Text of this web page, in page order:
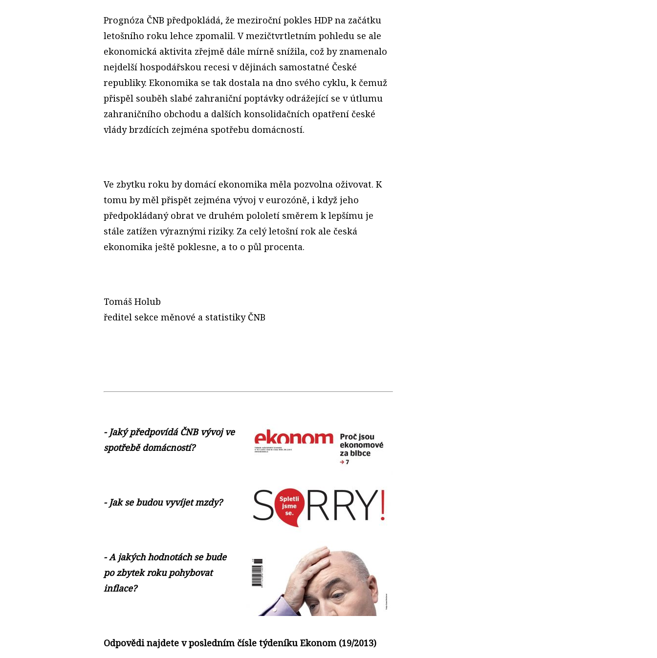
Prognóza ČNB předpokládá, že meziroční pokles HDP na začátku
letošního roku lehce zpomalil. V mezičtvrtletním pohledu se ale
ekonomická aktivita zřejmě dále mírně snížila, což by znamenalo
nejdelší hospodářskou recesi v dějinách samostatné České
republiky. Ekonomika se tak dostala na dno svého cyklu, k čemuž
přispěl souběh slabé zahraniční poptávky odrážející se v útlumu
zahraničního obchodu a dalších konsolidačních opatření české
vlády brzdících zejména spotřebu domácností.
Ve zbytku roku by domácí ekonomika měla pozvolna oživovat. K
tomu by měl přispět zejména vývoj v eurozóně, i když jeho
předpokládaný obrat ve druhém pololetí směrem k lepšímu je
stále zatížen výraznými riziky. Za celý letošní rok ale česká
ekonomika ještě poklesne, a to o půl procenta.
Tomáš Holub
ředitel sekce měnové a statistiky ČNB
- Jaký předpovídá ČNB vývoj ve
spotřebě domácností?
- Jak se budou vyvíjet mzdy?
- A jakých hodnotách se bude
po zbytek roku pohybovat
inflace?
Odpovědi najdete v posledním čísle týdeníku Ekonom (19/2013)